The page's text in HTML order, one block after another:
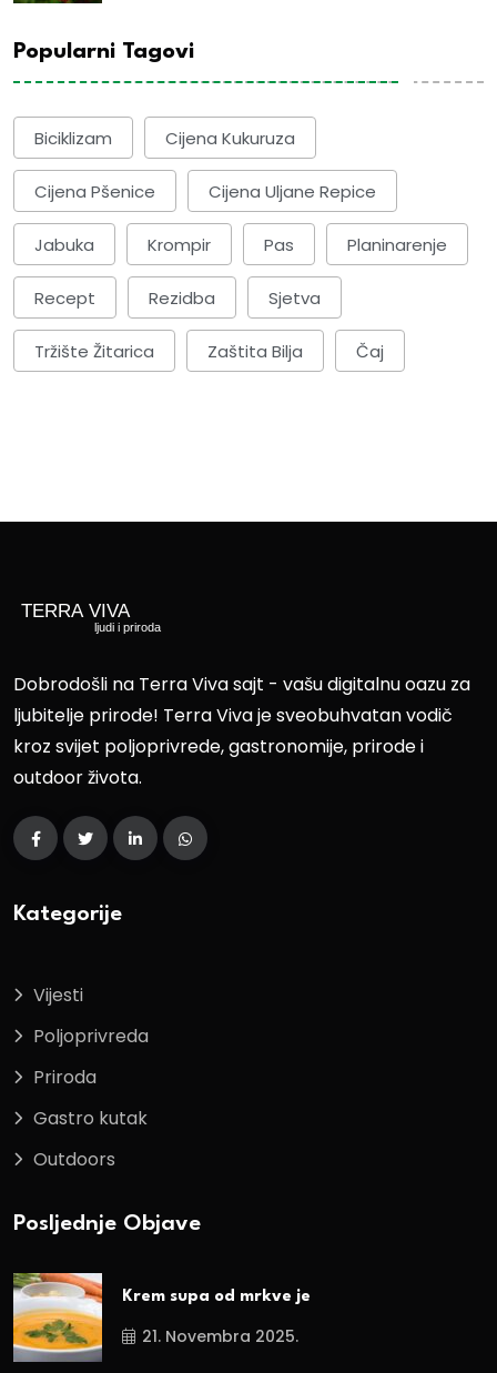
Popularni Tagovi
Biciklizam Cijena Kukuruza
Cijena Pšenice Cijena Uljane Repice
Jabuka Krompir Pas Planinarenje
Recept Rezidba Sjetva
Tržište Žitarica Zaštita Bilja Čaj
Dobrodošli na Terra Viva sajt - vašu digitalnu oazu za
ljubitelje prirode! Terra Viva je sveobuhvatan vodič
kroz svijet poljoprivrede, gastronomije, prirode i
outdoor života.
Kategorije
Vijesti
Poljoprivreda
Priroda
Gastro kutak
Outdoors
Posljednje Objave
Krem supa od mrkve je
21. Novembra 2025.